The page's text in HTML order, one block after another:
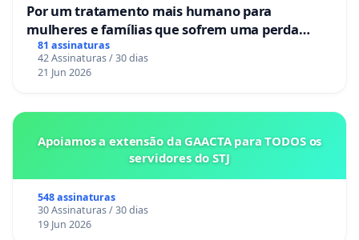
Por um tratamento mais humano para
mulheres e famílias que sofrem uma perda
gestacional nos hospitais portugueses
81 assinaturas
42 Assinaturas / 30 dias
21 Jun 2026
Apoiamos a extensão da GAACTA para TODOS os
servidores do STJ
548 assinaturas
30 Assinaturas / 30 dias
19 Jun 2026